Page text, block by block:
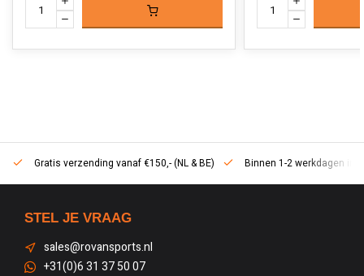
Gratis verzending vanaf €150,- (NL & BE) Binnen 1-2 werkdagen in
STEL JE VRAAG
sales@rovansports.nl
+31(0)6 31 37 50 07